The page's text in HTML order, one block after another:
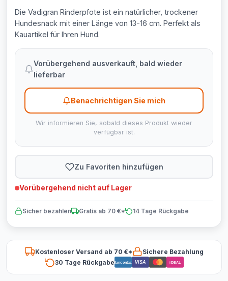
Die Vadigran Rinderpfote ist ein natürlicher, trockener
Hundesnack mit einer Länge von 13-16 cm. Perfekt als
Kauartikel für Ihren Hund.
Vorübergehend ausverkauft, bald wieder
lieferbar
Benachrichtigen Sie mich
Wir informieren Sie, sobald dieses Produkt wieder
verfügbar ist.
Zu Favoriten hinzufügen
Vorübergehend nicht auf Lager
Sicher bezahlen Gratis ab 70 €* 14 Tage Rückgabe
Kostenloser Versand ab 70 €*
Sichere Bezahlung
30 Tage RückgabeBancontact VISA iDEAL